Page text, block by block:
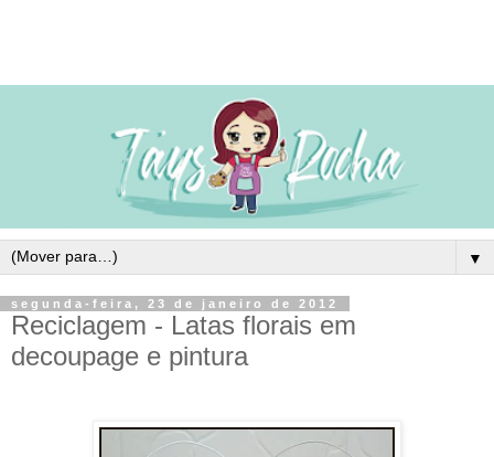
▼
segunda-feira, 23 de janeiro de 2012
Reciclagem - Latas florais em
decoupage e pintura